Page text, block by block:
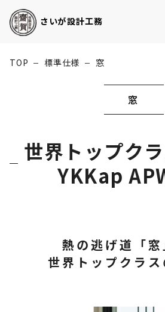
さいが設計工務
TOP ー 標準仕様 ー 窓
窓
世界トップク
YKKap
熱の逃げ道「窓
世界トップクラス